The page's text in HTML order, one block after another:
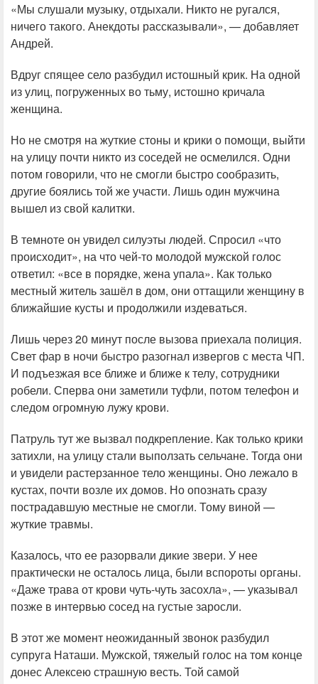
«Мы слушали музыку, отдыхали. Никто не ругался,
ничего такого. Анекдоты рассказывали», — добавляет
Андрей.
Вдруг спящее село разбудил истошный крик. На одной
из улиц, погруженных во тьму, истошно кричала
женщина.
Но не смотря на жуткие стоны и крики о помощи, выйти
на улицу почти никто из соседей не осмелился. Одни
потом говорили, что не смогли быстро сообразить,
другие боялись той же участи. Лишь один мужчина
вышел из свой калитки.
В темноте он увидел силуэты людей. Спросил «что
происходит», на что чей-то молодой мужской голос
ответил: «все в порядке, жена упала». Как только
местный житель зашёл в дом, они оттащили женщину в
ближайшие кусты и продолжили издеваться.
Лишь через 20 минут после вызова приехала полиция.
Свет фар в ночи быстро разогнал извергов с места ЧП.
И подъезжая все ближе и ближе к телу, сотрудники
робели. Сперва они заметили туфли, потом телефон и
следом огромную лужу крови.
Патруль тут же вызвал подкрепление. Как только крики
затихли, на улицу стали выползать сельчане. Тогда они
и увидели растерзанное тело женщины. Оно лежало в
кустах, почти возле их домов. Но опознать сразу
пострадавшую местные не смогли. Тому виной —
жуткие травмы.
Казалось, что ее разорвали дикие звери. У нее
практически не осталось лица, были вспороты органы.
«Даже трава от крови чуть-чуть засохла», — указывал
позже в интервью сосед на густые заросли.
В этот же момент неожиданный звонок разбудил
супруга Наташи. Мужской, тяжелый голос на том конце
донес Алексею страшную весть. Той самой